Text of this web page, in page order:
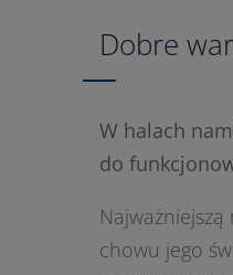
Dobre
W halach
do
chowu jego